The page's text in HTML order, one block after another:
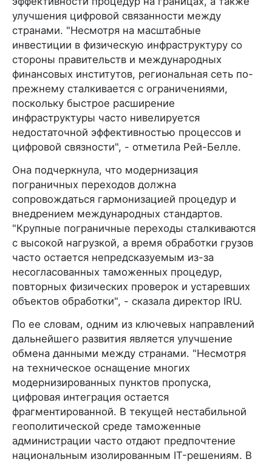
улучшения цифровой связанности между
странами. "Несмотря на масштабные
инвестиции в физическую инфраструктуру со
стороны правительств и международных
финансовых институтов, региональная сеть по-
прежнему сталкивается с ограничениями,
поскольку быстрое расширение
инфраструктуры часто нивелируется
недостаточной эффективностью процессов и
цифровой связности", - отметила Рей-Белле.
Она подчеркнула, что модернизация
пограничных переходов должна
сопровождаться гармонизацией процедур и
внедрением международных стандартов.
"Крупные пограничные переходы сталкиваются
с высокой нагрузкой, а время обработки грузов
часто остается непредсказуемым из-за
несогласованных таможенных процедур,
повторных физических проверок и устаревших
объектов обработки", - сказала директор IRU.
По ее словам, одним из ключевых направлений
дальнейшего развития является улучшение
обмена данными между странами. "Несмотря
на техническое оснащение многих
модернизированных пунктов пропуска,
цифровая интеграция остается
фрагментированной. В текущей нестабильной
геополитической среде таможенные
администрации часто отдают предпочтение
национальным изолированным IT-решениям. В